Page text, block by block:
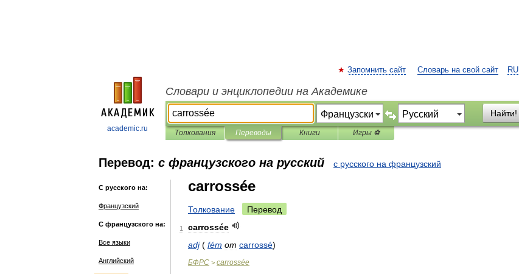
academic.ru
RU
Запомнить сайт Словарь на свой сайт
Словари и энциклопедии на Академике
Найти!
Толкования Переводы Книги Игры ⚽
Перевод: с французского на русский с русского на французский
С русского на:
Французский
С французского на:
Все языки
Английский
carrossée
Толкование Перевод
1
carrossée
adj( fém от carrossé)
БФРС > carrossée